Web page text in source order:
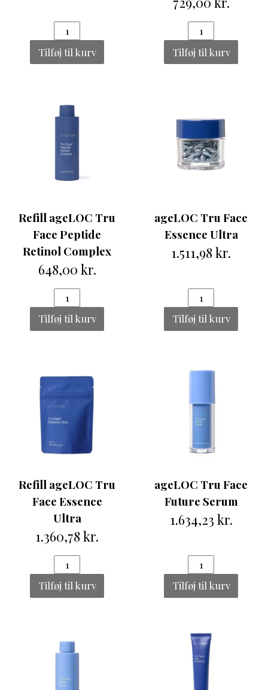
Tilføj til kurv Tilføj til kurv
Refill ageLOC Tru
Face Peptide
Retinol Complex
648,00 kr.
Tilføj til kurv
ageLOC Tru Face
Essence Ultra
1.511,98 kr.
Tilføj til kurv
Refill ageLOC Tru
Face Essence
Ultra
1.360,78 kr.
Tilføj til kurv
ageLOC Tru Face
Future Serum
1.634,23 kr.
Tilføj til kurv